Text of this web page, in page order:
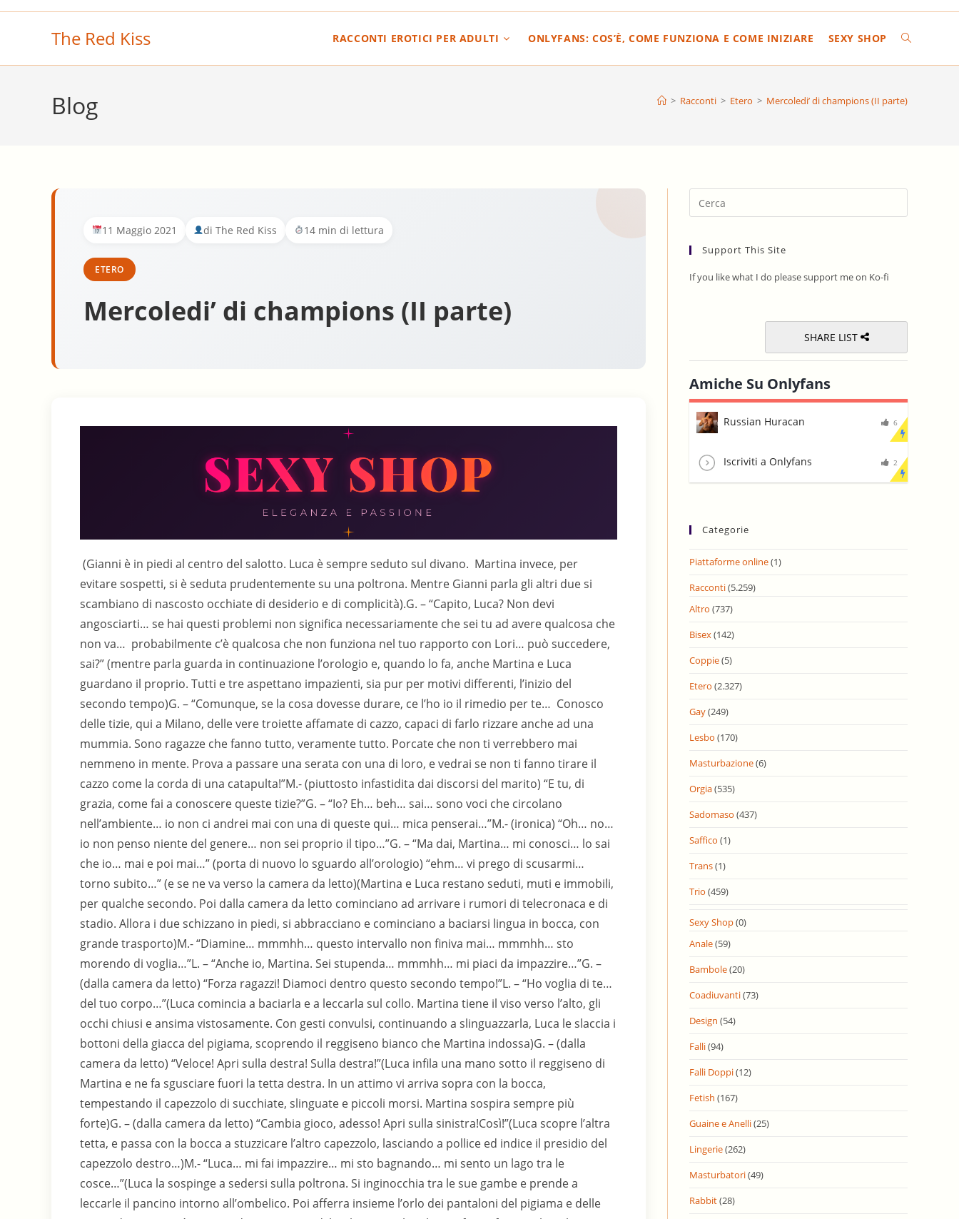
Salta
The Red Kiss RACCONTI EROTICI PER ADULTI ONLYFANS: COS’È, COME FUNZIONA E COME INIZIARE SEXY SHOP ATTIVA/
Blog > Racconti > Etero > Mercoledi’ di champions (II parte)
11 Maggio 2021 di The Red Kiss 14 min di lettura
ETERO
Mercoledi’ di champions (II parte)
(Gianni è in piedi al centro del salotto. Luca è sempre seduto sul divano. Martina invece, per evitare sospetti, si è seduta prudentemente su una poltrona. Mentre Gianni parla gli altri due si scambiano di nascosto occhiate di desiderio e di complicità).G. – “Capito, Luca? Non devi angosciarti… se hai questi problemi non significa necessariamente che sei tu ad avere qualcosa che non va… probabilmente c’è qualcosa che non funziona nel tuo rapporto con Lori… può succedere, sai?” (mentre parla guarda in continuazione l’orologio e, quando lo fa, anche Martina e Luca guardano il proprio. Tutti e tre aspettano impazienti, sia pur per motivi differenti, l’inizio del secondo tempo)G. – “Comunque, se la cosa dovesse durare, ce l’ho io il rimedio per te… Conosco delle tizie, qui a Milano, delle vere troiette affamate di cazzo, capaci di farlo rizzare anche ad una mummia. Sono ragazze che fanno tutto, veramente tutto. Porcate che non ti verrebbero mai nemmeno in mente. Prova a passare una serata con una di loro, e vedrai se non ti fanno tirare il cazzo come la corda di una catapulta!”M.- (piuttosto infastidita dai discorsi del marito) “E tu, di grazia, come fai a conoscere queste tizie?”G. – “Io? Eh… beh… sai… sono voci che circolano nell’ambiente… io non ci andrei mai con una di queste qui… mica penserai…”M.- (ironica) “Oh… no… io non penso niente del genere… non sei proprio il tipo…”G. – “Ma dai, Martina… mi conosci… lo sai che io… mai e poi mai…” (porta di nuovo lo sguardo all’orologio) “ehm… vi prego di scusarmi… torno subito…” (e se ne va verso la camera da letto)(Martina e Luca restano seduti, muti e immobili, per qualche secondo. Poi dalla camera da letto cominciano ad arrivare i rumori di telecronaca e di stadio. Allora i due schizzano in piedi, si abbracciano e cominciano a baciarsi lingua in bocca, con grande trasporto)M.- “Diamine… mmmhh… questo intervallo non finiva mai… mmmhh… sto morendo di voglia…”L. – “Anche io, Martina. Sei stupenda… mmmhh… mi piaci da impazzire…”G. – (dalla camera da letto) “Forza ragazzi! Diamoci dentro questo secondo tempo!”L. – “Ho voglia di te… del tuo corpo…”(Luca comincia a baciarla e a leccarla sul collo. Martina tiene il viso verso l’alto, gli occhi chiusi e ansima vistosamente. Con gesti convulsi, continuando a slinguazzarla, Luca le slaccia i bottoni della giacca del pigiama, scoprendo il reggiseno bianco che Martina indossa)G. – (dalla camera da letto) “Veloce! Apri sulla destra! Sulla destra!”(Luca infila una mano sotto il reggiseno di Martina e ne fa sgusciare fuori la tetta destra. In un attimo vi arriva sopra con la bocca, tempestando il capezzolo di succhiate, slinguate e piccoli morsi. Martina sospira sempre più forte)G. – (dalla camera da letto) “Cambia gioco, adesso! Apri sulla sinistra!Così!”(Luca scopre l’altra tetta, e passa con la bocca a stuzzicare l’altro capezzolo, lasciando a pollice ed indice il presidio del capezzolo destro…)M.- “Luca… mi fai impazzire… mi sto bagnando… mi sento un lago tra le cosce…”(Luca la sospinge a sedersi sulla poltrona. Si inginocchia tra le sue gambe e prende a leccarle il pancino intorno all’ombelico. Poi afferra insieme l’orlo dei pantaloni del pigiama e delle mutandine e tira giù, aiutato dai movimenti di lei che inarca la schiena, fino a far scivolare il tutto via dalle caviglie. Martina spinge sensualmente in avanti il bacino fin sull’orlo della poltrona, e porta entrambe le gambe sui braccioli, piegando le ginocchia. La sua fica è perfettamente esposta e si schiude come un fiore. Gli umori d’eccitazione fanno luccicare le piccole labbra come rugiada sui petali di una rosa. Luca la guarda incantato)L. – “Martina… hai la fica più bella che abbia mai visto…”M.- (gemendo) – “Leccami, ti prego… voglio sentire la tua lingua”(Luca non si fa pregare e comincia a smulinare la lingua tra le pieghe dell’intimità di Martina, senza molto metodo, ma con grande trasporto. Uno stile che comunque Martina apprezza moltissimo)M.- “Siiii… tesoro… leccami… ooooh… mi piace… sento la tua lingua dappertutto… continua…”(Luca continua)M.- “Sento che sto per venire… sto per venire… sì… sììì… sìììììì….”G. – (dalla camera da letto) “Ma vieeeeeniii! Ma vieeeeeeniiiii!Sheeeeevaaaaa!!! Due a zero!!!”M.- “Vengo…. vengo….. Ooooooooohhhhhhhhhhh!”(Martina affonda le mani tra i capelli di Luca e allontana di qualche centimetro quella lingua che stava continuando a solleticarla anche dopo l’orgasmo. Luca alza gli occhi e guarda soddisfatto l’espressione estatica della donna)M.- “Accidenti… quanto ho goduto… sembrava non finire mai… era una vita che non venivo leccata in questo modo… sei stato sublime…”L. – “Ma come… con tutte le coppie che incontrate… non c’è mai un uomo che te la lecca?”M.- “Me le chiami leccate quelle? E’ solo un pro forma, un gesto di cortesia prima di scoparti, per essere sicuri di trovarti lubrificata. E’ un po’ più carino ed educato di sputarti sulla figa, ma il senso è quello”L. – “A me è piaciuto tantissimo leccartela… adoro la tua fica… adoro il tuo corpo… ti adoro tutta… sei la mia dea, la mia dea del sesso…”M.- (sorride compiaciuta) “Grazie. Ora però la tua dea ha un desiderio… vuole essere scopata da te… credi di farcela?”(Luca si alza in piedi e con gesto teatrale tira giù l’orlo dei pantaloni della tuta. Il suo cazzo è duro e pulsante e svetta orgoglioso verso il soffitto)M.- “Oh, tesoro mio… che meraviglia…”L. – “Sono in queste condizioni da quando ho cominciato a leccarti… anzi, da quando ti ho tolto le mutandine…”M.- “Allora ti prego… non fare aspettare la tua dea… scopami… fammelo sentire dentro… scopa… scopa…”G. – (dalla camera da letto) “Spazza! Spazza! Spazza via, Dario!”(Senza far cambiare posizione a Martina, Luca appoggia la cappella sull’imbocco della vagina e con un colpo di reni fa scivolare il cazzo dentro. Martina manda un gemito)M.- “Ooohh… fa’ piano, tesoro… il tuo cazzo è enorme… lo sento durissimo… sento che mi stai aprendo tutta…”L. – “La tua fica è un sogno… me lo stai stringendo come un guanto… mi piaci da impazzire… sei la mia dea…”M.- “Siiii… mi piace sentirmi una dea… ma non basta… non voglio essere soltanto la tua dea…”L. – (ansimando e continuando a scopare Martina) – “No?”M.- “Voglio essere la tua puttana… la tua puttana affamata del tuo cazzo… che gode del tuo cazzo… come adesso…”L. – “Sì… sei la mia puttana… la mia troia…”M.- “Dea e puttana… devi sempre farmi sentire la tua dea e la tua puttana… fallo e sarò tua, ogni volta che vorrai… e ti farò godere come un pazzo… godremo insieme come pazzi…”L. – “Te lo prometto… voglio continuare a vederti… voglio scopare ancora con te”M.- “E io… voglio farmi scopare da te… tante volte…”L. – “Ti scoperò tutte le volte che vuoi… tutte le volte che potremo… mi piaci troppo…”M.- (parla come un fiume in piena, a piccole frasi spezzate dai sospiri di piacere, mentre Luca continua a scoparla con grande foga) “Sìììì… E’ questo che voglio… voglio avere una tresca perversa… una relazione di sesso… une liaison pornographique…voglio un amante clandestino… con cui fare tutte le cose più porche… con il brivido del proibito… delle cose fatte di nascosto… con il rischio di essere scoperta… Mi sono rotta di questi incontri tra coppie… di questa infedeltà do-ut-des… Mi sono rotta di essere una figa-figurina… che i cazzi collezionisti si scambiano per gioco… Mi sono rotta di leccare le fighe delle mogli ‘bi-curious’… che alla fine è solo uno spettacolino ad uso e consumo dei mariti… Voglio mettere delle corna vere… delle corna porche… Voglio un amante… un amante che mi desideri… che mi adori come una dea e mi faccia sentire una puttana… e con un cazzo grosso e duro come il tuo…”L. – “Sono io il tuo amante… sono tutto per te…”M.- “No… no… non devi essere tutto per me… devi tornare da Lori… devi essere il suo uomo… voglio avere il piacere perverso di rubarti ogni volta… di nascosto… ad una donna più giovane di me e con le tette più grosse… Mi eccita sapere che pensi a me mentre ti scopi lei…”L. – “Ma non so se Lori tornerà…”M.- “Tornerà… ora che ti sei sbloccato con me, riuscirai a scoparla di nuovo… vedrai che tornerà senza discutere… Nessuna sarebbe così pazza da rinunciare ad un cazzo così… Richiamala… falla tornare a casa… e scopatela per tutta la notte… pensando a me… è la tua dea che lo desidera…”L. – “Farò così… se sei tu a volerlo…”M.- “E c’è un’altra cosa che voglio da te…”L. – “Tutto quello che vuoi…”M.- “Voglio essere inculata…”L. – (esita, ansimando per l’eccitazione, ma continuando a fotterla con colpi decisi) “…Ora?”M.- “Sempre… Ogni volta… A Gianni non piace farlo, e si guarda bene dal lasciarlo fare agli altri… Ma io ho voglia… Ho voglia di farmi aprire il culo dal tuo cazzo… Sarà solo per te… Lo avrai in esclusiva… Mi fotterai il culo ogni volta che ci vediamo… Lo modellerai sulla forma e sulle dimensioni del tuo cazzo… Me lo riempirai di sperma… Sìì… anche adesso… lo voglio anche adesso… ma prima fammi godere così… sento che non manca tanto… Dimmi che poi mi romperai il culo… dimmelo…”L. – “Sììì… ti romperò il culo…”M.- “Ancora… dillo ancora… dillo ancora…”L. – “Ti… romp… erò… il…”M.- “Vengooooooo…. Vengoooo….. Sìììììì”G. – (dalla camera da letto) “Ma vieeeeeeeni! Ancora Sheeeeevaaaaa! Tre a Zerooo!”(Luca sta accelerando i colpi per raggiungere l’orgasmo anche lui, ma Martina lo ferma)M.- “Non venire, tesoro… devi farmi il culetto… me lo hai promesso…”(Luca stringe i denti e si ferma; con uno sforzo di volontà esce dalla donna. Il suo cazzo è arrossato e lucido, nonché gonfio all’inverosimile; sembra una grossa proboscide rigida)M.- (consapevole dello sforzo che sta facendo il ragazzo in quel momento)“Luca, sei la fine del mondo… non potevo trovarmi amante migliore…” G.- (dalla camera da letto) “Falla girare! Fai circolare la palla, Andrea!Falla girare! Falla girare!”(Luca fa girare Martina e la dispone carponi, con le ginocchia leggermente divaricate sull’orlo della poltrona; Martina fa ondeggiare provocatoriamente le natiche esponendo le sue grazie a Luca)G.
Escape
Support This Site
If you like what I do please support me on Ko-fi
SHARE LIST
Amiche Su Onlyfans
Russian Huracan 6
Iscriviti a Onlyfans 2
Categorie
Piattaforme online(1)
Racconti(5.259)
Altro (737)
Bisex(142)
Coppie(5)
Etero (2.327)
Gay(249)
Lesbo (170)
Masturbazione(6)
Orgia(535)
Sadomaso (437)
Saffico (1)
Trans(1)
Trio (459)
Sexy Shop(0)
Anale(59)
Bambole(20)
Coadiuvanti(73)
Design (54)
Falli(94)
Falli Doppi(12)
Fetish (167)
Guaine e Anelli(25)
Lingerie(262)
Masturbatori(49)
Rabbit(28)